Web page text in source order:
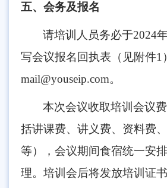
五、会务及报名
请培训人员务必于2024
写会议报名回执表（见附件1
mail@youseip.com。
本次会议收取培训会议
括讲课费、讲义费、资料费
等），会议期间食宿统一安
理。培训会后将发放培训证